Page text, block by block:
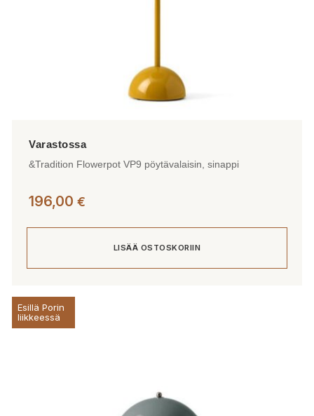
&Tradition Flowerpot VP9 pöytävalaisin, sinappi
196,00 €
LISÄÄ OSTOSKORIIN
Esillä Porin
liikkeessä